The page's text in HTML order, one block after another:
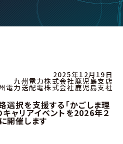
2025年12月19日
九州電力株式会社鹿児島支店
電力送配電株式会社鹿児島支社
択を支援する「かごしま理
ャリアイベントを2026年２
開催します